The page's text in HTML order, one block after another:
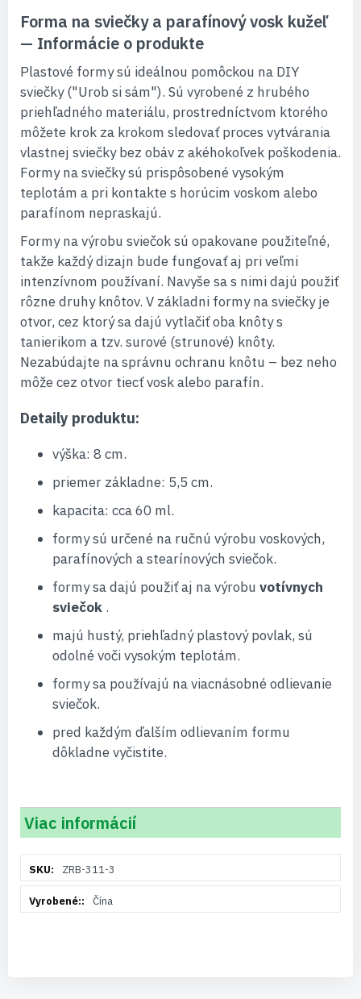
Forma na sviečky a parafínový vosk kužeľ
— Informácie o produkte
Plastové formy sú ideálnou pomôckou na DIY
sviečky ("Urob si sám"). Sú vyrobené z hrubého
priehľadného materiálu, prostredníctvom ktorého
môžete krok za krokom sledovať proces vytvárania
vlastnej sviečky bez obáv z akéhokoľvek poškodenia.
Formy na sviečky sú prispôsobené vysokým
teplotám a pri kontakte s horúcim voskom alebo
parafínom nepraskajú.
Formy na výrobu sviečok sú opakovane použiteľné,
takže každý dizajn bude fungovať aj pri veľmi
intenzívnom používaní. Navyše sa s nimi dajú použiť
rôzne druhy knôtov. V základni formy na sviečky je
otvor, cez ktorý sa dajú vytlačiť oba knôty s
tanierikom a tzv. surové (strunové) knôty.
Nezabúdajte na správnu ochranu knôtu – bez neho
môže cez otvor tiecť vosk alebo parafín.
Detaily produktu:
výška: 8 cm.
priemer základne: 5,5 cm.
kapacita: cca 60 ml.
formy sú určené na ručnú výrobu voskových,
parafínových a stearínových sviečok.
formy sa dajú použiť aj na výrobu votívnych
sviečok .
majú hustý, priehľadný plastový povlak, sú
odolné voči vysokým teplotám.
formy sa používajú na viacnásobné odlievanie
sviečok.
pred každým ďalším odlievaním formu
dôkladne vyčistite.
Viac informácií
informáciíZRB-311-3
Čína